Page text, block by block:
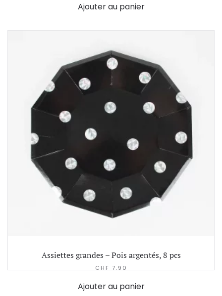
Ajouter au panier
Assiettes grandes – Pois argentés, 8 pcs
CHF 7.90
Ajouter au panier